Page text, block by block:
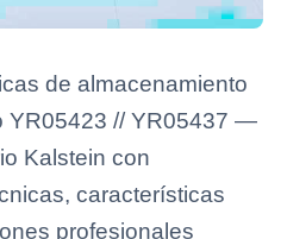
de almacenamiento
YR05423 // YR05437 —
Kalstein con
características
profesionales